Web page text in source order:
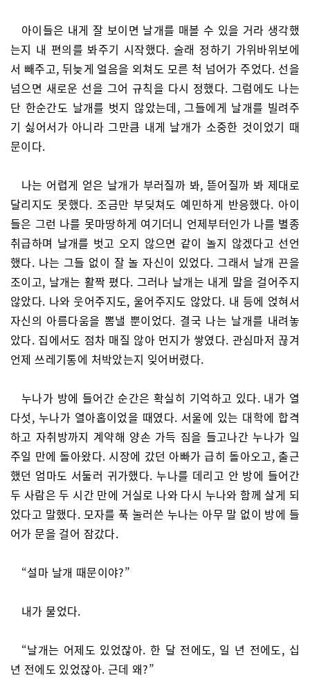
아이들은 내게 잘 보이면 날개를 매볼 수 있을 거라 생각했
는지 내 편의를 봐주기 시작했다. 술래 정하기 가위바위보에
서 빼주고, 뒤늦게 얼음을 외쳐도 모른 척 넘어가 주었다. 선을
넘으면 새로운 선을 그어 규칙을 다시 정했다. 그럼에도 나는
단 한순간도 날개를 벗지 않았는데, 그들에게 날개를 빌려주
기 싫어서가 아니라 그만큼 내게 날개가 소중한 것이었기 때
문이다.
나는 어렵게 얻은 날개가 부러질까 봐, 뜯어질까 봐 제대로
달리지도 못했다. 조금만 부딪쳐도 예민하게 반응했다. 아이
들은 그런 나를 못마땅하게 여기더니 언제부터인가 나를 별종
취급하며 날개를 벗고 오지 않으면 같이 놀지 않겠다고 선언
했다. 나는 그들 없이 잘 놀 자신이 있었다. 그래서 날개 끈을
조이고, 날개는 활짝 폈다. 그러나 날개는 내게 말을 걸어주지
않았다. 나와 웃어주지도, 울어주지도 않았다. 내 등에 얹혀서
자신의 아름다움을 뽐낼 뿐이었다. 결국 나는 날개를 내려놓
았다. 집에서도 점차 매질 않아 먼지가 쌓였다. 관심마저 끊겨
언제 쓰레기통에 처박았는지 잊어버렸다.
누나가 방에 들어간 순간은 확실히 기억하고 있다. 내가 열
다섯, 누나가 열아홉이었을 때였다. 서울에 있는 대학에 합격
하고 자취방까지 계약해 양손 가득 짐을 들고나간 누나가 일
주일 만에 돌아왔다. 시장에 갔던 아빠가 급히 돌아오고, 출근
했던 엄마도 서둘러 귀가했다. 누나를 데리고 안 방에 들어간
두 사람은 두 시간 만에 거실로 나와 다시 누나와 함께 살게 되
었다고 말했다. 모자를 푹 눌러쓴 누나는 아무 말 없이 방에 들
어가 문을 걸어 잠갔다.
“설마 날개 때문이야?”
내가 물었다.
“날개는 어제도 있었잖아. 한 달 전에도, 일 년 전에도, 십
년 전에도 있었잖아. 근데 왜?”